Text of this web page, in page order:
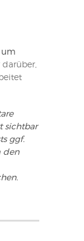
um
darüber,
sichtbar
ggf.
den